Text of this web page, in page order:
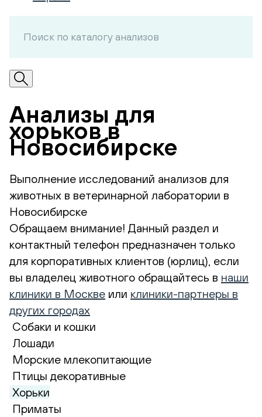
Анализы для
хорьков в
Новосибирске
Выполнение исследований анализов для
животных в ветеринарной лаборатории в
Новосибирске
Обращаем внимание! Данный раздел и
контактный телефон предназначен только
для корпоративных клиентов (юрлиц), если
вы владелец животного обращайтесь в наши
клиники в Москве или клиники-партнеры в
других городах
Собаки и кошки
Лошади
Морские млекопитающие
Птицы декоративные
Хорьки
Приматы